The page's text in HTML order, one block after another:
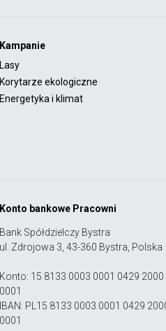
Kampanie
Lasy
Korytarze ekologiczne
Energetyka i klimat
Konto bankowe Pracowni
Bank Spółdzielczy Bystra
ul. Zdrojowa 3, 43-360 Bystra, Polska
Konto: 15 8133 0003 0001 0429 2000
0001
IBAN: PL15 8133 0003 0001 0429
0001